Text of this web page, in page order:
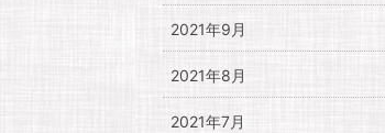
2021年9月
2021年8月
2021年7月